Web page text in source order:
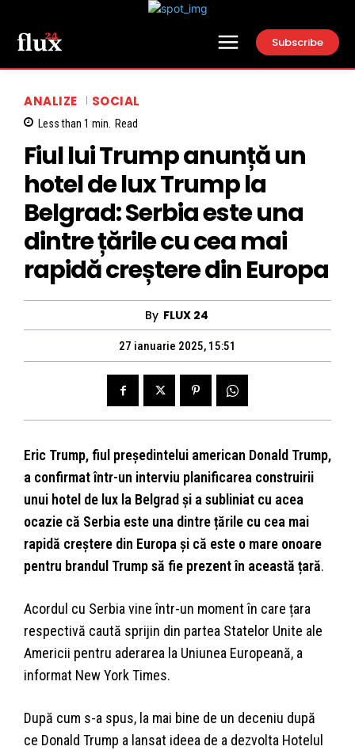
Subscribe
ANALIZE SOCIAL
Less than 1 min. Read
Fiul lui Trump anunță un
hotel de lux Trump la
Belgrad: Serbia este una
dintre țările cu cea mai
rapidă creștere din Europa
By FLUX 24
27 ianuarie 2025, 15:51
Eric Trump, fiul președintelui american Donald Trump,
a confirmat într-un interviu planificarea construirii
unui hotel de lux la Belgrad și a subliniat cu acea
ocazie că Serbia este una dintre țările cu cea mai
rapidă creștere din Europa și că este o mare onoare
pentru brandul Trump să fie prezent în această țară.
Acordul cu Serbia vine într-un moment în care țara
respectivă caută sprijin din partea Statelor Unite ale
Americii pentru aderarea la Uniunea Europeană, a
informat New York Times.
După cum s-a spus, la mai bine de un deceniu după
ce Donald Trump a lansat ideea de a dezvolta Hotelul